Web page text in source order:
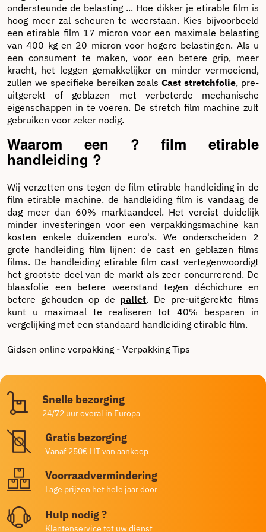
In onsassortiment handmatige
stretchfoliebieden we ook
gereedschappen zoals de rekfolie-
afwikkelaar of de rekfolie-kit om het
gemakkelijker te gebruiken.
Dit bespaart u veel tijd. Rekfolies in kleur zijn ook
beschikbaar op onze website. Als u niet weet welk type
handmatige rekfolie u moet gebruiken, kunt u een beroep
doen op ons team van experts. Zij zullen u adviseren en u
producten. In ieder geval is ons hele assortiment
stretchfolie en palletiseren van een zeer hoge kwaliteit en
altijd gegarandeerd tegen de beste prijzen. Ontdek onze
andere verpakkingsproducten.
ondersteunde de belasting ... Hoe dikker je etirable film is
hoog meer zal scheuren te weerstaan. Kies bijvoorbeeld
een etirable film 17 micron voor een maximale belasting
van 400 kg en 20 micron voor hogere belastingen. Als u
een consument te maken, voor een betere grip, meer
kracht, het leggen gemakkelijker en minder vermoeiend,
zullen we specifieke bereiken zoalsCast stretchfolie, pre-
uitgerekt of geblazen met verbeterde mechanische
eigenschappen in te voeren. De stretch film machine zult
gebruiken voor zeker nodig.
Waarom een ? film etirable
handleiding ?
Wij verzetten ons tegen de film etirable handleiding in de
film etirable machine. de handleiding film is vandaag de
dag meer dan 60% marktaandeel. Het vereist duidelijk
minder investeringen voor een verpakkingsmachine kan
kosten enkele duizenden euro's. We onderscheiden 2
grote handleiding film lijnen: de cast en geblazen films
films. De handleiding etirable film cast vertegenwoordigt
het grootste deel van de markt als zeer concurrerend. De
blaasfolie een betere weerstand tegen déchichure en
betere gehouden op de pallet. De pre-uitgerekte films
kunt u maximaal te realiseren tot 40% besparen in
vergelijking met een standaard handleiding etirable film.
Gidsen online verpakking - Verpakking Tips
Snelle bezorging
24/72 uur overal in Europa
Gratis bezorging
Vanaf 250€ HT van aankoop
Voorraadvermindering
Lage prijzen het hele jaar door
Hulp nodig ?
Klantenservice tot uw dienst